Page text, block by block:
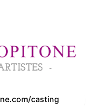
casting